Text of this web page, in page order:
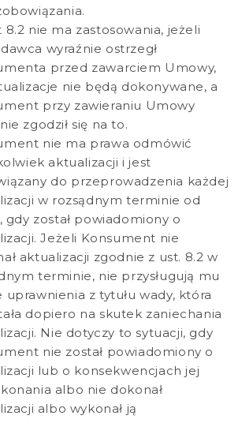
8.2 nie ma zastosowania, jeżeli
wyraźnie ostrzegł
przed zawarciem Umowy,
nie będą dokonywane, a
przy zawieraniu Umowy
zgodził się na to.
nie ma prawa odmówić
aktualizacji i jest
do przeprowadzenia każdej
w rozsądnym terminie od
gdy został powiadomiony o
Jeżeli Konsument nie
aktualizacji zgodnie z ust. 8.2 w
terminie, nie przysługują mu
uprawnienia z tytułu wady, która
dopiero na skutek zaniechania
Nie dotyczy to sytuacji, gdy
nie został powiadomiony o
lub o konsekwencjach jej
albo nie dokonał
albo wykonał ją